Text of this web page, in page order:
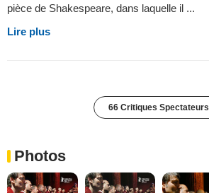
pièce de Shakespeare, dans laquelle il ...
Lire plus
66 Critiques Spectateurs
Photos